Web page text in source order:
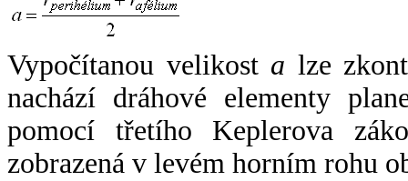
Vypočítanou velikost a lze
nachází dráhové elementy
pomocí třetího Keplerova
zobrazená v levém horním rohu